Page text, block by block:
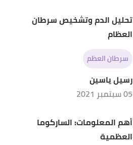
تحليل الدم وتشخيص سرطان
العظام
سرطان العظم
رسيل ياسين
05 سبتمبر 2021
أهم المعلومات: الساركوما
العظمية